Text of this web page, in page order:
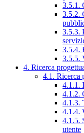
3.5.1.
3.5.2.
3.5.3.
3.5.4.
3.5.5.
4. Ricerca
4.1. Ricerca
4.1.1.
4.1.2.
4.1.3.
4.1.4.
4.1.5.
utente